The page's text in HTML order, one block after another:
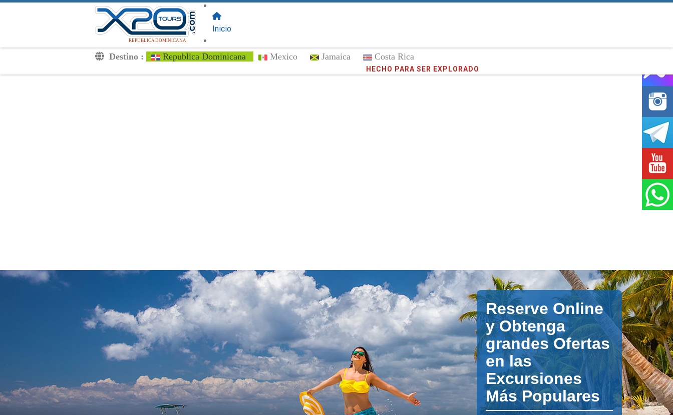
Destino : Republica Dominicana Mexico Jamaica Costa Rica
¡Confíe en372,998clientes que hemos servido!
REPUBLICA DOMINICANA
Inicio
Reserve Online
y Obtenga
grandes Ofertas
en las
Excursiones
Más Populares